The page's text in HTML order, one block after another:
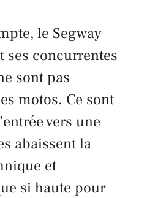
le Segway
ses concurrentes
sont pas
motos. Ce sont
vers une
abaissent la
et
si haute pour